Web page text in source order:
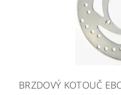
BRZDOVÝ KOTOUČ